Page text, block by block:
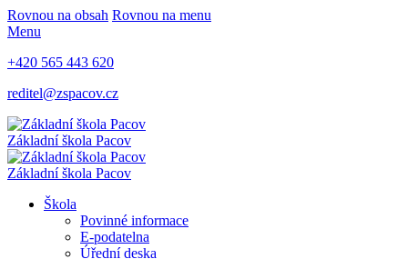
Rovnou na obsah Rovnou na menu
Menu
+420 565 443 620
reditel@zspacov.cz
Základní škola Pacov
Základní škola Pacov
Škola
Povinné informace
E-podatelna
Úřední deska